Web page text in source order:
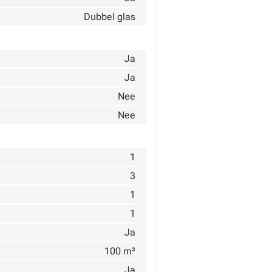
Dubbel glas
Ja
Ja
Nee
Nee
1
3
1
1
Ja
100 m²